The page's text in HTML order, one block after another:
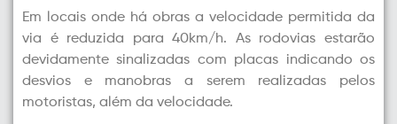
Em locais onde há obras a velocidade permitida da
via é reduzida para 40km/h. As rodovias estarão
devidamente sinalizadas com placas indicando os
desvios e manobras a serem realizadas pelos
motoristas, além da velocidade.